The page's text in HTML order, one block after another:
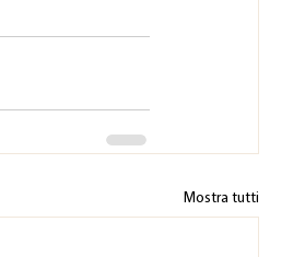
Mostra tutti